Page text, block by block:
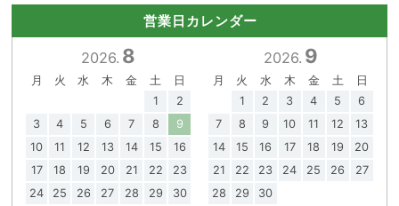
営業日カレンダー
2026. 8
月 火 水 木 金 土
日
1
2
3
4 5 6 7 8
9
10
11 12 13 14 15
16
17
18 19 20 21 22
23
24
25 26 27 28 29
30
2026. 9
月 火 水 木 金 土
日
1
2 3 4 5
6
7
8 9 10 11 12
13
14
15 16 17 18 19
20
21
22 23 24 25 26
27
28
29 30